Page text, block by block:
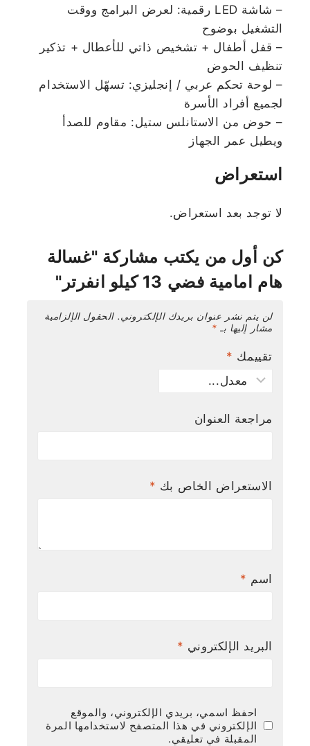
– شاشة LED رقمية: لعرض البرامج ووقت
التشغيل بوضوح
– قفل أطفال + تشخيص ذاتي للأعطال + تذكير
تنظيف الحوض
– لوحة تحكم عربي / إنجليزي: تسهّل الاستخدام
لجميع أفراد الأسرة
– حوض من الاستانلس ستيل: مقاوم للصدأ
ويطيل عمر الجهاز
استعراض
لا توجد بعد استعراض.
كن أول من يكتب مشاركة "غسالة
هام امامية فضي 13 كيلو انفرتر"
لن يتم نشر عنوان بريدك الإلكتروني. الحقول الإلزامية
مشار إليها بـ *
تقييمك *
مراجعة العنوان
الاستعراض الخاص بك *
اسم *
البريد الإلكتروني *
احفظ اسمي، بريدي الإلكتروني، والموقع
الإلكتروني في هذا المتصفح لاستخدامها المرة
المقبلة في تعليقي.